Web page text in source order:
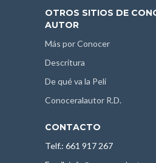
OTROS SITIOS DE
AUTOR
Más por Conocer
Descritura
De qué va la Peli
Conoceralautor R.D.
CONTACTO
Telf.: 661 917 267